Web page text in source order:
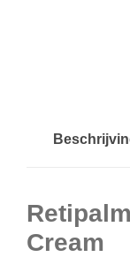
a
n
Cream